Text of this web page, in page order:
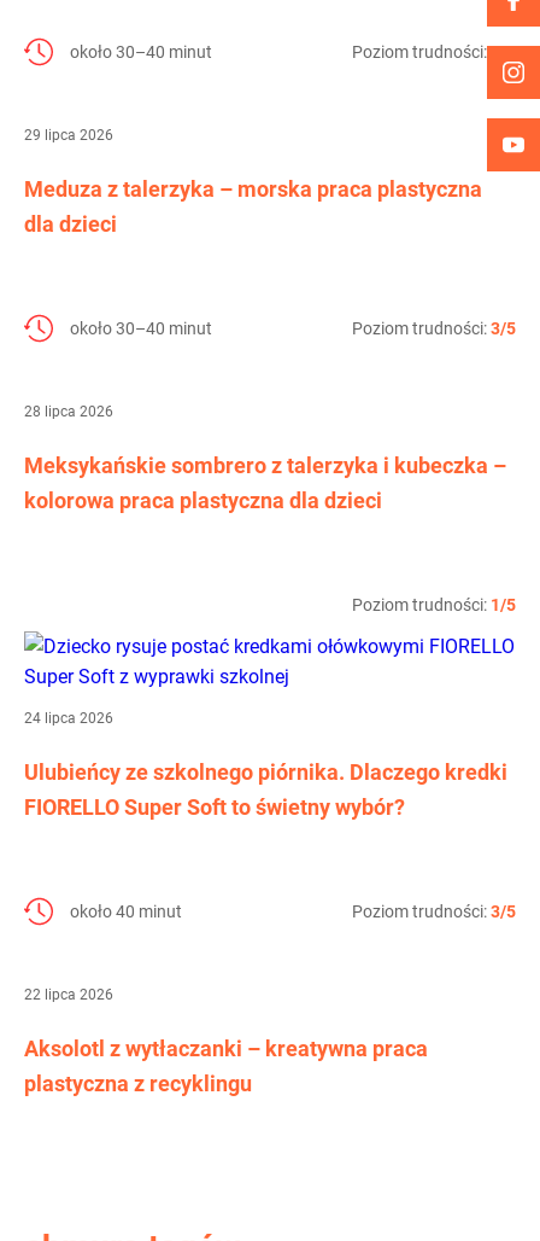
około 30–40 minut Poziom trudności:3/5
29 lipca 2026
Meduza z talerzyka – morska praca plastyczna
dla dzieci
około 30–40 minut Poziom trudności:3/5
28 lipca 2026
Meksykańskie sombrero z talerzyka i kubeczka –
kolorowa praca plastyczna dla dzieci
Poziom trudności: 1/5
24 lipca 2026
Ulubieńcy ze szkolnego piórnika. Dlaczego kredki
FIORELLO Super Soft to świetny wybór?
około 40 minut Poziom trudności:3/5
22 lipca 2026
Aksolotl z wytłaczanki – kreatywna praca
plastyczna z recyklingu